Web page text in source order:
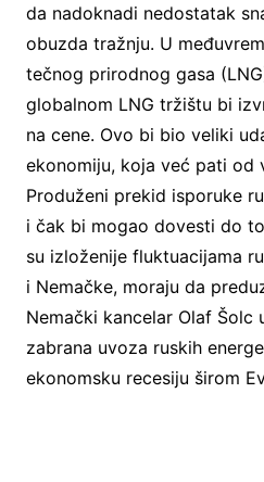
da nadoknadi nedostatak
obuzda tražnju. U
tečnog prirodnog gasa
globalnom LNG tržištu bi
na cene. Ovo bi bio veliki
ekonomiju, koja već pati od
Produženi prekid isporuke
i čak bi mogao dovesti do
su izloženije fluktuacijama
i Nemačke, moraju da
Nemački kancelar Olaf Šolc
zabrana uvoza ruskih
ekonomsku recesiju širom